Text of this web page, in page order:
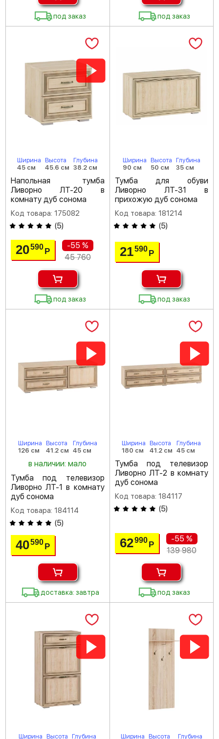
под заказ под заказ
Ширина
45 см
Высота
45.6 см
Глубина
38.2 см
Напольная тумба
Ливорно ЛТ-20 в
комнату дуб сонома
Код товара: 175082
(5)
20590Р
-55 %
45 760
под заказ
Ширина
90 см
Высота
50 см
Глубина
35 см
Тумба для обуви
Ливорно ЛТ-31 в
прихожую дуб сонома
Код товара: 181214
(5)
21590 Р
под заказ
Ширина
126 см
Высота
41.2 см
Глубина
45 см
в наличии: мало
Тумба под телевизор
Ливорно ЛТ-1 в комнату
дуб сонома
Код товара: 184114
(5)
40590Р
доставка: завтра
Ширина
180 см
Высота
41.2 см
Глубина
45 см
Тумба под телевизор
Ливорно ЛТ-2 в комнату
дуб сонома
Код товара: 184117
(5)
62990 Р
-55 %
139 980
под заказ
Ширина Высота Глубина Ширина Высота Глубина